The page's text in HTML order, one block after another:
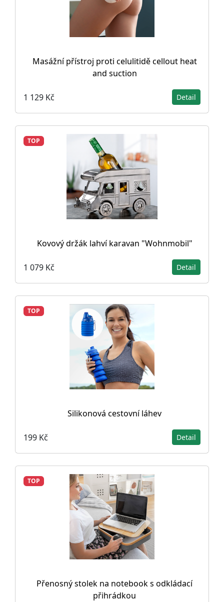
Masážní přístroj proti celulitidě cellout heat
and suction
1 129 Kč Detail
TOP
Kovový držák lahví karavan "Wohnmobil"
1 079 Kč Detail
TOP
Silikonová cestovní láhev
199 Kč Detail
TOP
Přenosný stolek na notebook s odkládací
přihrádkou